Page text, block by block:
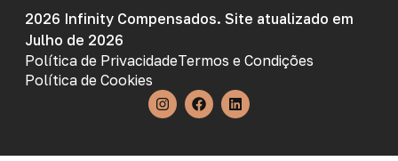
2026 Infinity Compensados. Site atualizado em
Julho de 2026
Política de PrivacidadeTermos e Condições
Política de Cookies